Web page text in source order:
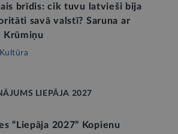
brīdis: cik tuvu latvieši bija
savā valstī? Saruna ar
Krūmiņu
Kultūra
LIEPĀJA 2027
“Liepāja 2027” Kopienu